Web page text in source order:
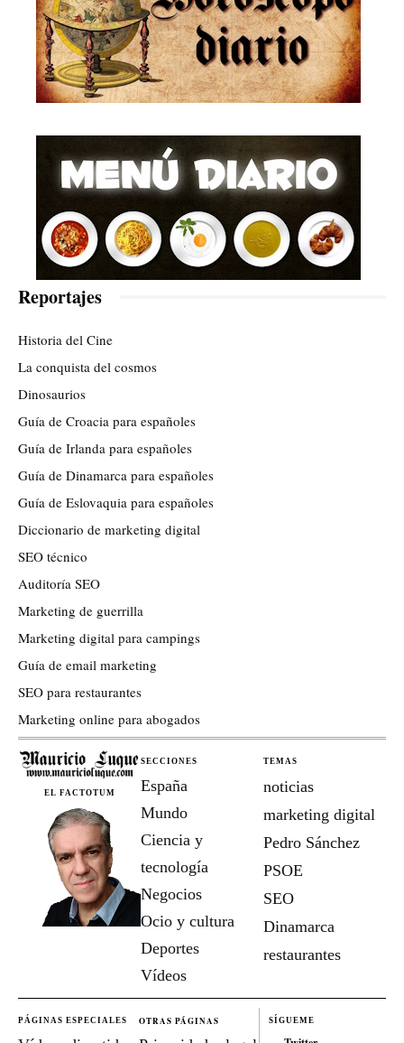
Reportajes
Historia del Cine
La conquista del cosmos
Dinosaurios
Guía de Croacia para españoles
Guía de Irlanda para españoles
Guía de Dinamarca para españoles
Guía de Eslovaquia para españoles
Diccionario de marketing digital
SEO técnico
Auditoría SEO
Marketing de guerrilla
Marketing digital para campings
Guía de email marketing
SEO para restaurantes
Marketing online para abogados
EL FACTOTUM
SECCIONES
España
Mundo
Ciencia y
tecnología
Negocios
Ocio y cultura
Deportes
Vídeos
TEMAS
noticias
marketing digital
Pedro Sánchez
PSOE
SEO
Dinamarca
restaurantes
PÁGINAS ESPECIALES OTRAS PÁGINAS SÍGUEME